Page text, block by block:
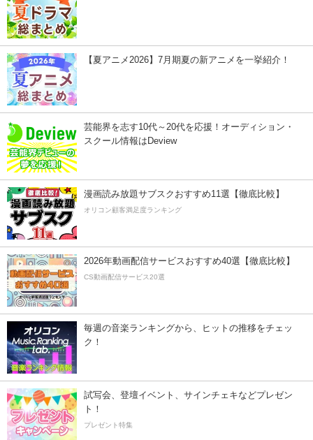
【夏アニメ2026】7月期夏の新アニメを一挙紹介！
芸能界を志す10代～20代を応援！オーディション・
スクール情報はDeview
漫画読み放題サブスクおすすめ11選【徹底比較】
オリコン顧客満足度ランキング
2026年動画配信サービスおすすめ40選【徹底比較】
CS動画配信サービス20選
毎週の音楽ランキングから、ヒットの推移をチェッ
ク！
試写会、登壇イベント、サインチェキなどプレゼン
ト！
プレゼント特集